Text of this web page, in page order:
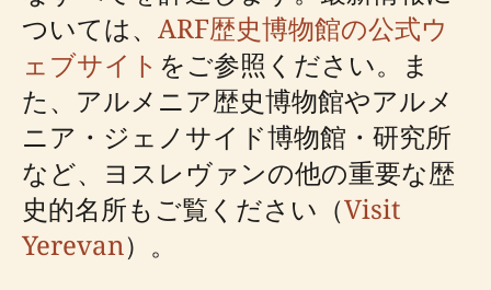
ついては、 ARF歴史博物館の公式ウ
ェブサイト をご参照ください。ま
た、アルメニア歴史博物館やアルメ
ニア・ジェノサイド博物館・研究所
など、ヨスレヴァンの他の重要な歴
史的名所もご覧ください（Visit
Yerevan）。